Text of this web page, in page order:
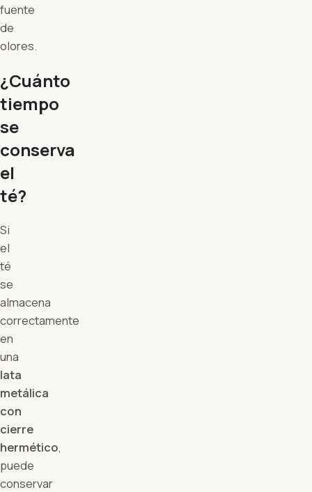
fuente
de
olores.
¿Cuánto
tiempo
se
conserva
el
té?
Si
el
té
se
almacena
correctamente
en
una
lata
metálica
con
cierre
hermético,
puede
conservar